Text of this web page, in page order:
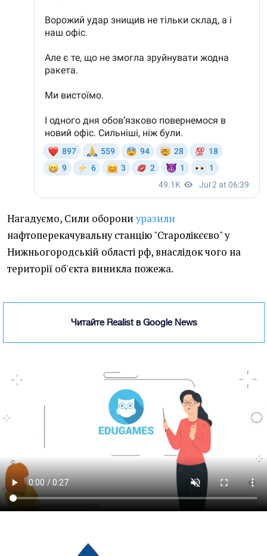
Нагадуємо, Сили оборони уразили
нафтоперекачувальну станцію "Старолікєєво" у
Нижньогородській області рф, внаслідок чого на
території об'єкта виникла пожежа.
Читайте Realist в Google News